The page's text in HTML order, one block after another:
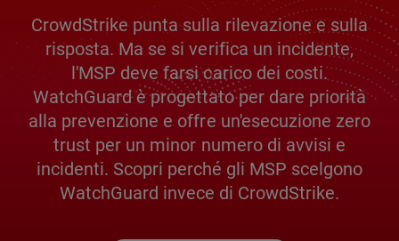
CrowdStrike punta sulla rilevazione e sulla
risposta. Ma se si verifica un incidente,
l'MSP deve farsi carico dei costi.
WatchGuard è progettato per dare priorità
alla prevenzione e offre un'esecuzione zero
trust per un minor numero di avvisi e
incidenti. Scopri perché gli MSP scelgono
WatchGuard invece di CrowdStrike.